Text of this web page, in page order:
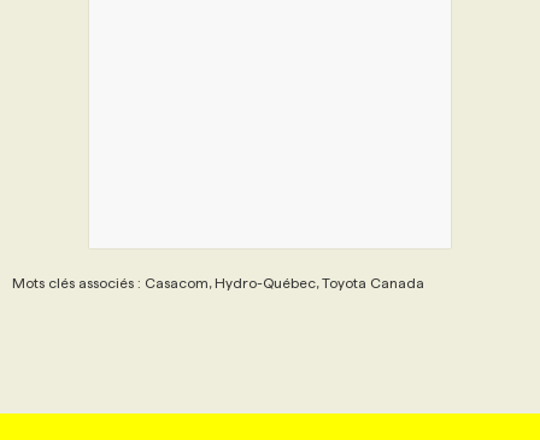
Mots clés associés : Casacom, Hydro-Québec, Toyota Canada